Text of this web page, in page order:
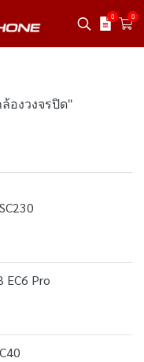
0 0
องวงจรปิด"
EC6 Pro